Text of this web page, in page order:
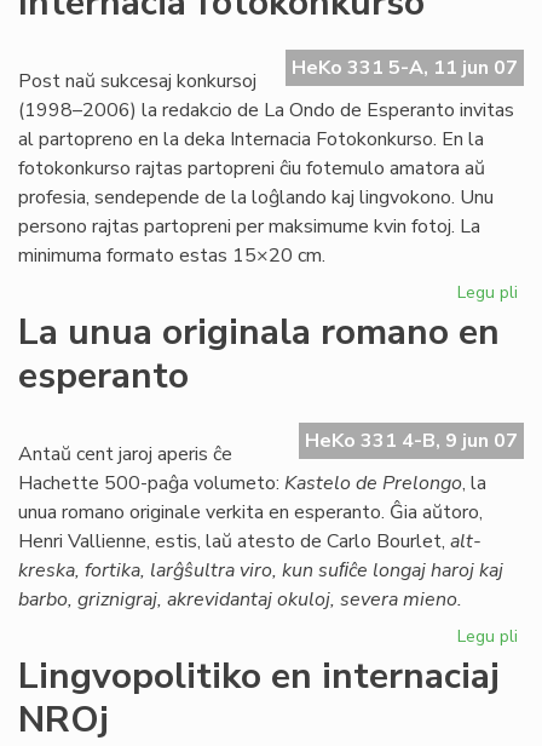
HeKo 331 5-A, 11 jun 07
Post naŭ sukcesaj konkursoj
(1998–2006) la redakcio de La Ondo de Esperanto invitas
al partopreno en la deka Internacia Fotokonkurso. En la
fotokonkurso rajtas partopreni ĉiu fotemulo amatora aŭ
profesia, sendepende de la loĝlando kaj lingvokono. Unu
persono rajtas partopreni per maksimume kvin fotoj. La
minimuma formato estas 15×20 cm.
Legu pli
La unua originala romano en
esperanto
HeKo 331 4-B, 9 jun 07
Antaŭ cent jaroj aperis ĉe
Hachette 500-paĝa volumeto: Kastelo de Prelongo, la
unua romano originale verkita en esperanto. Ĝia aŭtoro,
Henri Vallienne, estis, laŭ atesto de Carlo Bourlet, alt-
kreska, fortika, larĝŝultra viro, kun suﬁĉe longaj haroj kaj
barbo, griznigraj, akrevidantaj okuloj, severa mieno.
Legu pli
Lingvopolitiko en internaciaj
NROj